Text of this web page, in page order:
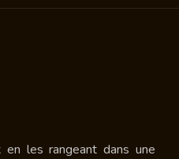
les rangeant dans une